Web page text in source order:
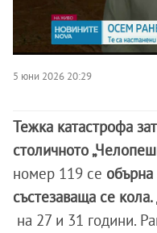
5 юни 2026 20:29
Тежка катастрофа
столичното
номер 119 се обърна
състезаваща се кола.
на 27 и 31 години.